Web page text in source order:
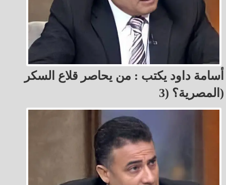
أسامة داود يكتب : من يحاصر قلاع السكر
المصرية؟ (3)